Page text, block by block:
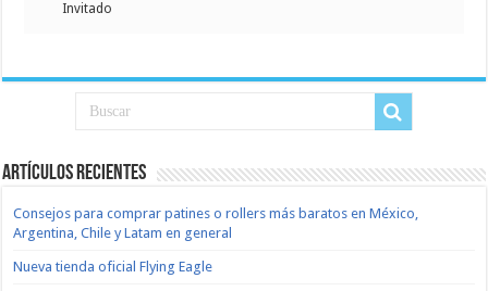
Invitado
Artículos recientes
Consejos para comprar patines o rollers más baratos en México,
Argentina, Chile y Latam en general
Nueva tienda oficial Flying Eagle